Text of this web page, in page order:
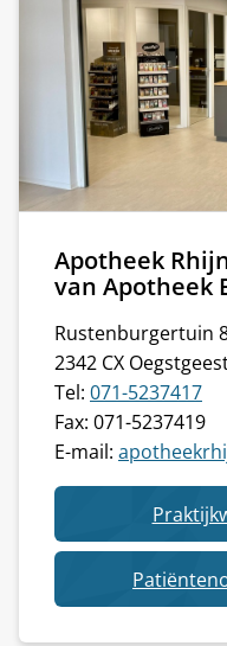
Apotheek
van Apotheek
Rustenburgertuin
2342 CX
Tel: 071-5237417
Fax: 071-5237419
E-mail: